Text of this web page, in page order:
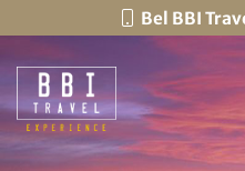
Bel BBI